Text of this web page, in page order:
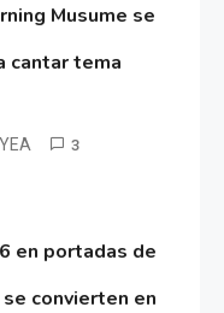
Musume se
cantar tema
3
en portadas de
convierten en